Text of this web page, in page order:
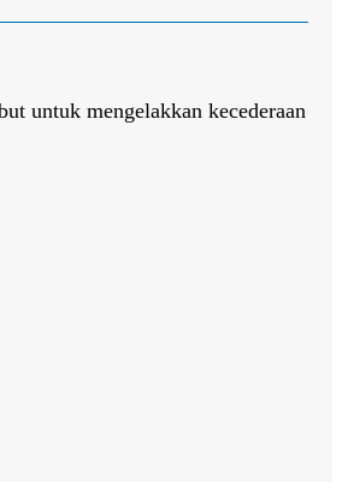
untuk mengelakkan kecederaan